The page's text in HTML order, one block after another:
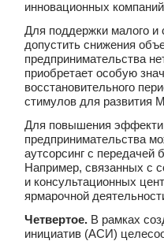
инновационных
Для поддержки малого и
допустить снижения
предпринимательства
приобретает особую
восстановительного
стимулов для развития
Для повышения
предпринимательства
аутсорсинг с
Например, связанных с
и консультационных
ярмарочной
Четвертое. В рамках
инициатив (АСИ)